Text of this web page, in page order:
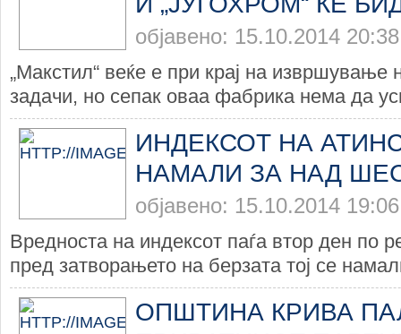
објавено: 15.10.2014 20:38
„Макстил“ веќе е при крај на извршување
задачи, но сепак оваа фабрика нема да
ИНДЕКСОТ НА
НАМАЛИ ЗА НАД
објавено: 15.10.2014 19:06
Вредноста на индексот паѓа втор ден по
пред затворањето на берзата тој се
ОПШТИНА КРИВА